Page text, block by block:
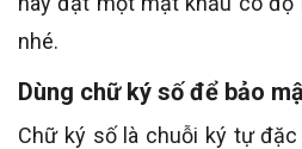
nhé.
Dùng chữ ký số để bảo
Chữ ký số là chuỗi ký tự